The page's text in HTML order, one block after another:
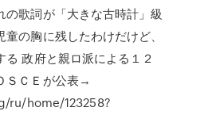
の歌詞が「大きな古時計」級
の胸に残したわけだけど、
る 政府と親ロ派による１２
ＳＣＥが公表→
ru/home/123258?